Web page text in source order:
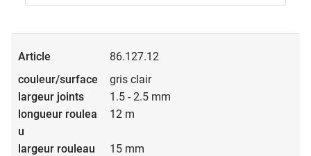
86.127.12
gris clair
1.5 - 2.5 mm
12 m
15 mm